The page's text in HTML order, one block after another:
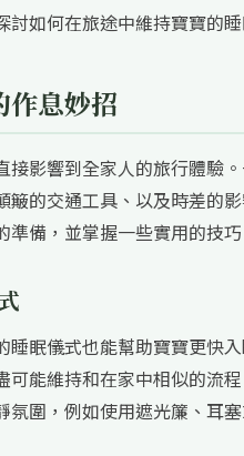
討如何在旅途中維持寶寶的
作息妙招
接影響到全家人的旅行體驗
簸的交通工具、以及時差的
準備，並掌握一些實用的技
睡眠儀式也能幫助寶寶更快
可能維持和在家中相似的流
圍，例如使用遮光簾、耳